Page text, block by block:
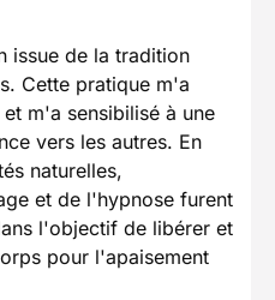
issue de la tradition
Cette pratique m'a
m'a sensibilisé à une
vers les autres. En
naturelles,
et de l'hypnose furent
l'objectif de libérer et
pour l'apaisement